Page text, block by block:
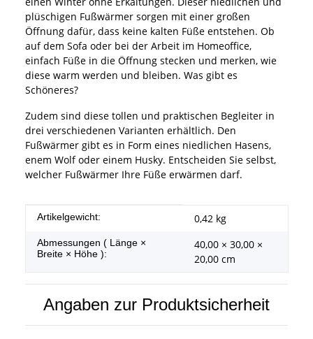
plüschigen Fußwärmer sorgen mit einer großen
Öffnung dafür, dass keine kalten Füße entstehen. Ob
auf dem Sofa oder bei der Arbeit im Homeoffice,
einfach Füße in die Öffnung stecken und merken, wie
diese warm werden und bleiben. Was gibt es
Schöneres?
Zudem sind diese tollen und praktischen Begleiter in
drei verschiedenen Varianten erhältlich. Den
Fußwärmer gibt es in Form eines niedlichen Hasens,
enem Wolf oder einem Husky. Entscheiden Sie selbst,
welcher Fußwärmer Ihre Füße erwärmen darf.
Produkteigenschaft
Wert
Artikelgewicht: 0,42 kg
Abmessungen ( Länge ×
Breite × Höhe ):
40,00 × 30,00 ×
20,00 cm
Angaben zur Produktsicherheit